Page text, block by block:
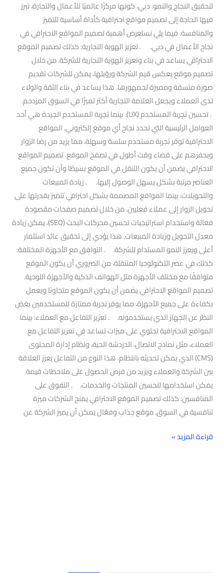
لتحقيق النجاح والنمو. دبي، كونها مركزًا عالميًا للأعمال والتجارة، تبرز
فيها الحاجة إلى تصميم مواقع احترافية كأداة أساسية للتميز
والمنافسة. فيما يلي نستعرض أهمية تصميم المواقع الاحترافي في
نجاح الأعمال في دبي. . تعزيز الهوية التجارية: كذلك تصميم الموقع
الاحترافي يساعد في بناء وتعزيز الهوية التجارية للشركة. من خلال
تصميم موقع يعكس قيم الشركة ورؤيتها، يمكن للشركات تقديم
صورة متسقة ومميزة لجمهورها. هذا يساعد في بناء الثقة والولاء
لدى العملاء ويجعل العلامة التجارية أكثر تميزًا في السوق المزدحم.
. تحسين تجربة المستخدم (UX): بينما تجربة المستخدم الجيدة هي أحد
العوامل الرئيسية التي تحدد نجاح أي موقع إلكتروني. المواقع
الاحترافية توفر تجربة مستخدم سلسة وسهلة، مما يزيد من رضا الزوار
ويحفزهم على قضاء وقت أطول في تصفح الموقع. تصميم المواقع
الاحترافي يضمن أن يكون التنقل في الموقع بسيطًا وأن تكون جميع
العناصر مرتبة بشكل يسهل الوصول إليها. . زيادة المبيعات
والتحويلات: بينما المواقع المصممة بشكل احترافي تتميز بقدرتها على
تحويل الزوار إلى عملاء فعليين. من خلال تصميم صفحات مقصودة
فعالة واستخدام استراتيجيات تحسين محركات البحث (SEO)، يمكن زيادة
معدل التحويل وزيادة المبيعات. هذا يؤدي إلى تحقيق عائد استثمار
أعلى ويعزز النمو المستدام للشركة. . التوافق مع الأجهزة المختلفة:
كذلك في عصر التكنولوجيا المتنقلة، من الضروري أن يكون الموقع
متوافقًا مع مختلف الأجهزة مثل الهواتف الذكية والأجهزة اللوحية.
تصميم المواقع الاحترافي يضمن أن يكون الموقع متجاوبًا ويعمل
بكفاءة على جميع الأجهزة، مما يوفر تجربة ممتازة للمستخدمين بغض
النظر عن الجهاز الذي يستخدمونه. . تعزيز التفاعل مع العملاء: بينما
المواقع الاحترافية تحتوي على ميزات تساعد في تعزيز التفاعل مع
العملاء، مثل نماذج الاتصال، الدردشة الحية، ونظام إدارة المحتوى
(CMS) الذي يمكن تحديثه بانتظام. هذا النوع من التفاعل يعزز العلاقة
بين الشركة والعملاء ويزيد من فرص الحصول على ملاحظات قيمة
يمكن استخدامها لتحسين المنتجات والخدمات. . التفوق على
المنافسين: كذلك تصميم الموقع الاحترافي يمنح الشركات ميزة
تنافسية في السوق. موقع جذاب وفعّال يمكن أن يميز الشركة عن
قراءة المزيد »